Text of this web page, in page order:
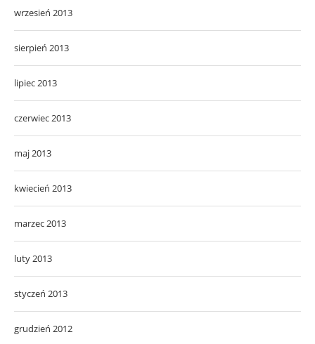
wrzesień 2013
sierpień 2013
lipiec 2013
czerwiec 2013
maj 2013
kwiecień 2013
marzec 2013
luty 2013
styczeń 2013
grudzień 2012